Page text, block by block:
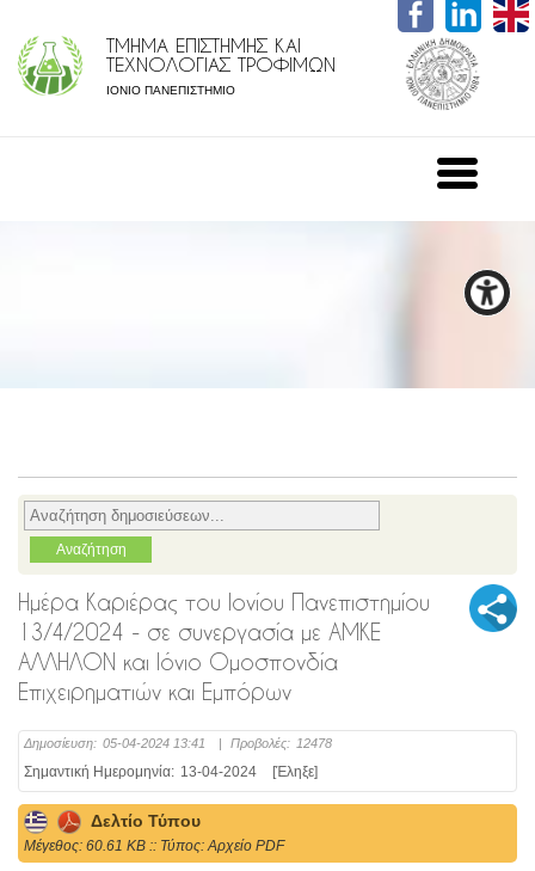
ΤΜΗΜΑ ΕΠΙΣΤΗΜΗΣ ΚΑΙ
ΤΕΧΝΟΛΟΓΙΑΣ ΤΡΟΦΙΜΩΝ
ΙΟΝΙΟ ΠΑΝΕΠΙΣΤΗΜΙΟ
Ημέρα Καριέρας του Ιονίου Πανεπιστημίου
13/4/2024 - σε συνεργασία με ΑΜΚΕ
ΑΛΛΗΛΟΝ και Ιόνιο Ομοσπονδία
Επιχειρηματιών και Εμπόρων
Δημοσίευση: 05-04-2024 13:41 | Προβολές: 12478
Σημαντική Ημερομηνία: 13-04-2024 [Έληξε]
Δελτίο Τύπου
Mέγεθος: 60.61 KB :: Τύπος: Αρχείο PDF